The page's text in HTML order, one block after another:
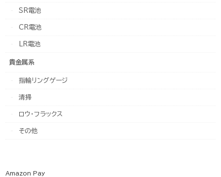
SR電池
CR電池
LR電池
貴金属系
指輪リングゲージ
清掃
ロウ・フラックス
その他
Amazon Pay